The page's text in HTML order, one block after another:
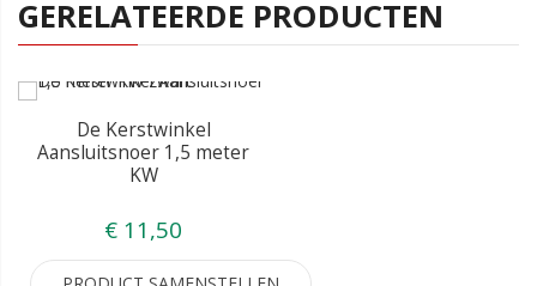
GERELATEERDE PRODUCTEN
De Kerstwinkel
Aansluitsnoer 1,5 meter
KW
€ 11,50